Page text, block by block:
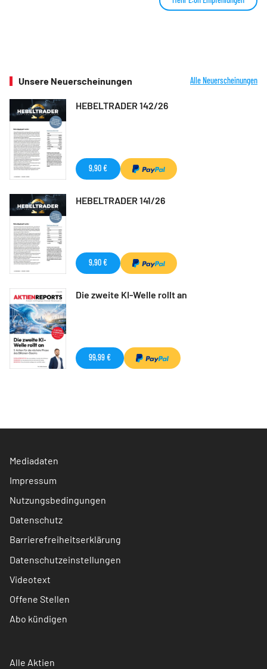
Unsere Neuerscheinungen Alle Neuerscheinungen
HEBELTRADER 142/26
9,90 €
HEBELTRADER 141/26
9,90 €
Die zweite KI-Welle rollt an
99,99 €
Mediadaten
Impressum
Nutzungsbedingungen
Datenschutz
Barrierefreiheitserklärung
Datenschutzeinstellungen
Videotext
Offene Stellen
Abo kündigen
Alle Aktien